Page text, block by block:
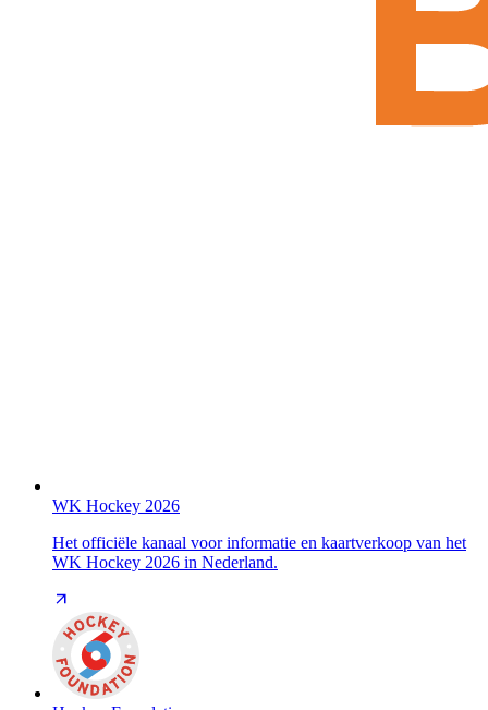
WK Hockey 2026
Het officiële kanaal voor informatie en kaartverkoop van het
WK Hockey 2026 in Nederland.